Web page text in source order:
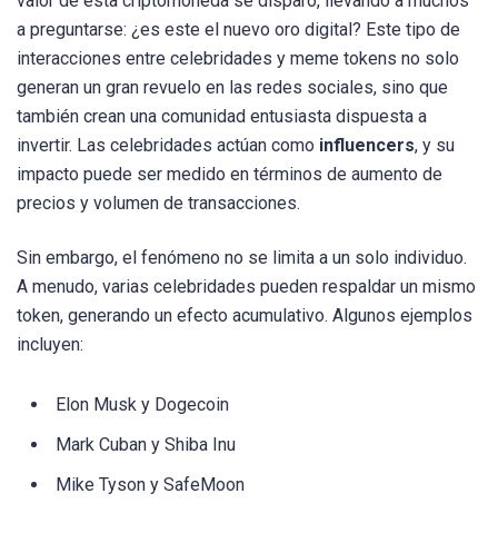
a preguntarse: ¿es este el nuevo oro digital? Este tipo de
interacciones entre celebridades y meme tokens no solo
generan un gran revuelo en las redes sociales, sino que
también crean una comunidad entusiasta dispuesta a
invertir. Las celebridades actúan como influencers, y su
impacto puede ser medido en términos de aumento de
precios y volumen de transacciones.
Sin embargo, el fenómeno no se limita a un solo individuo.
A menudo, varias celebridades pueden respaldar un mismo
token, generando un efecto acumulativo. Algunos ejemplos
incluyen:
Elon Musk y Dogecoin
Mark Cuban y Shiba Inu
Mike Tyson y SafeMoon